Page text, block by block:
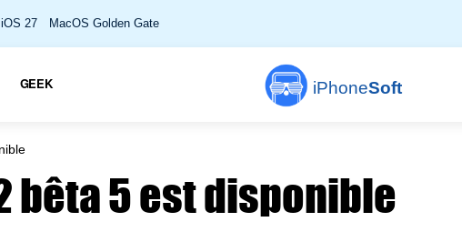
iOS 27 MacOS Golden Gate
iPhoneSoft
GEEK
bêta 5 est disponible